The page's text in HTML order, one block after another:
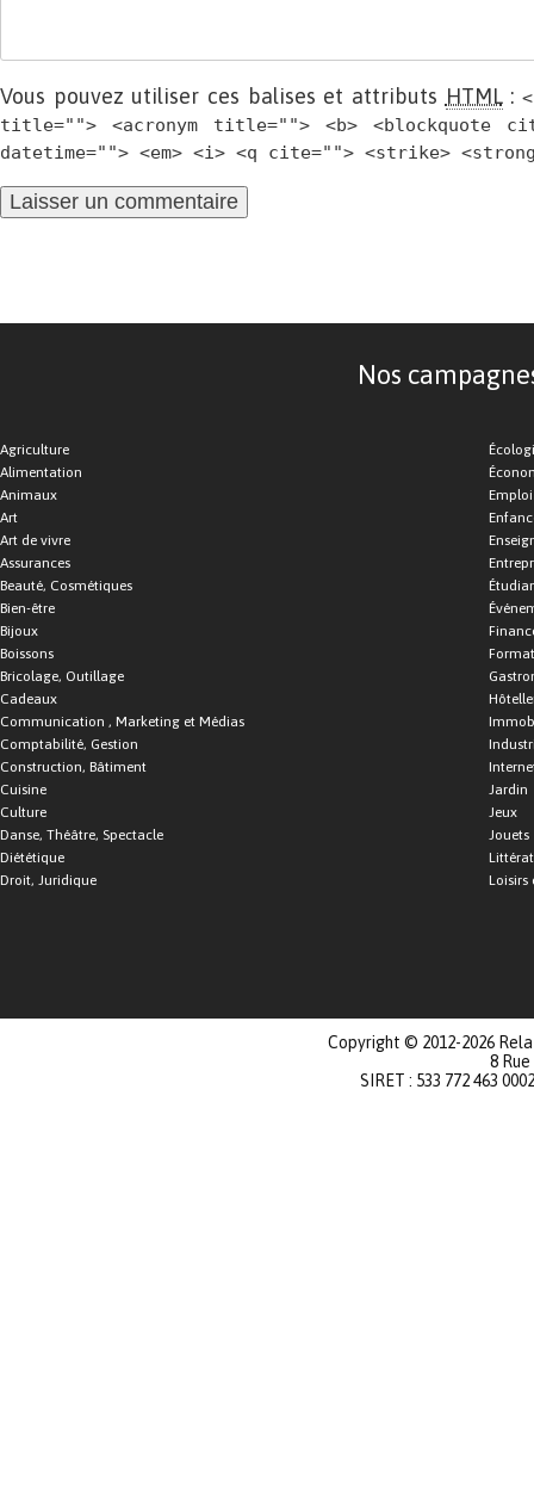
Vous pouvez utiliser ces balises et attributs HTML:
title=""> <acronym title=""> <b> <blockquote
datetime=""> <em> <i> <q cite=""> <strike>
Nos
Agriculture
Alimentation
Animaux
Art
Art de vivre
Assurances
Beauté, Cosmétiques
Bien-être
Bijoux
Boissons
Bricolage, Outillage
Cadeaux
Communication , Marketing et Médias
Comptabilité, Gestion
Construction, Bâtiment
Cuisine
Culture
Danse, Théâtre, Spectacle
Diététique
Droit, Juridique
Emploi
Jardin
Jeux
Jouets
Loisirs
Copyright © 2012-2026
8
SIRET : 533 772 463